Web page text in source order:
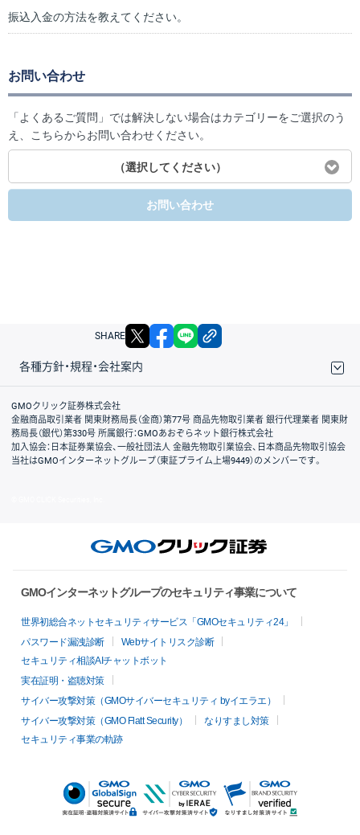
振込入金の方法を教えてください。
お問い合わせ
「よくあるご質問」では解決しない場合はカテゴリーをご選択のう
え、こちらからお問い合わせください。
（選択してください）
お問い合わせ
SHARE X facebook
各種方針・規程・会社案内
取引規程・約款
サイトマップ
その他のご案内
個人情報保護方針
最良執行方針
サイトのご利用について
ディスクレイマー
信託保全
リスク説明
会社案内
GMOクリック証券株式会社
金融商品取引業者 関東財務局長（金商）第77号 商品先物取引業者 銀行代理業者 関東財
務局長（銀代）第330号 所属銀行：GMOあおぞらネット銀行株式会社
加入協会：日本証券業協会、一般社団法人 金融先物取引業協会、日本商品先物取引協会
当社はGMOインターネットグループ（東証プライム上場9449）のメンバーです。
GMOインターネットグループのセキュリティ事業について
世界初総合ネットセキュリティサービス「GMOセキュリティ24」
パスワード漏洩診断
Webサイトリスク診断
セキュリティ相談AIチャットボット
実在証明・盗聴対策
サイバー攻撃対策（GMOサイバーセキュリティ byイエラエ）
サイバー攻撃対策（GMO Flatt Security）
なりすまし対策
セキュリティ事業の軌跡